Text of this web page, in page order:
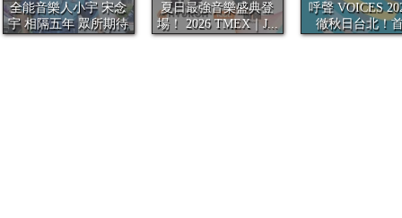
全能音樂人小宇 宋念
宇 相隔五年 眾所期待
全新...
夏日最強音樂盛典登
場！ 2026 TMEX｜J...
呼聲 VOICES
徹秋日台北！
夢...